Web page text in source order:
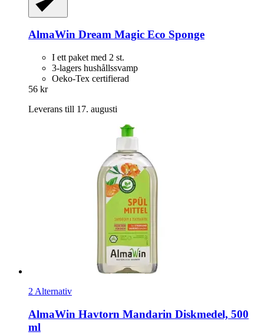
AlmaWin Dream Magic Eco Sponge
I ett paket med 2 st.
3-lagers hushållssvamp
Oeko-Tex certifierad
56 kr
Leverans till 17. augusti
2 Alternativ
AlmaWin Havtorn Mandarin Diskmedel, 500
ml